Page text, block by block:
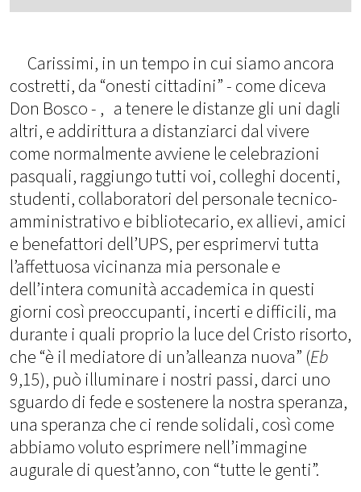
Carissimi, in un tempo in cui siamo ancora
costretti, da “onesti cittadini” - come diceva
Don Bosco - , a tenere le distanze gli uni dagli
altri, e addirittura a distanziarci dal vivere
come normalmente avviene le celebrazioni
pasquali, raggiungo tutti voi, colleghi docenti,
studenti, collaboratori del personale tecnico-
amministrativo e bibliotecario, ex allievi, amici
e benefattori dell’UPS, per esprimervi tutta
l’affettuosa vicinanza mia personale e
dell’intera comunità accademica in questi
giorni così preoccupanti, incerti e difficili, ma
durante i quali proprio la luce del Cristo risorto,
che “è il mediatore di un’alleanza nuova” (Eb
9,15), può illuminare i nostri passi, darci uno
sguardo di fede e sostenere la nostra speranza,
una speranza che ci rende solidali, così come
abbiamo voluto esprimere nell’immagine
augurale di quest’anno, con “tutte le genti”.